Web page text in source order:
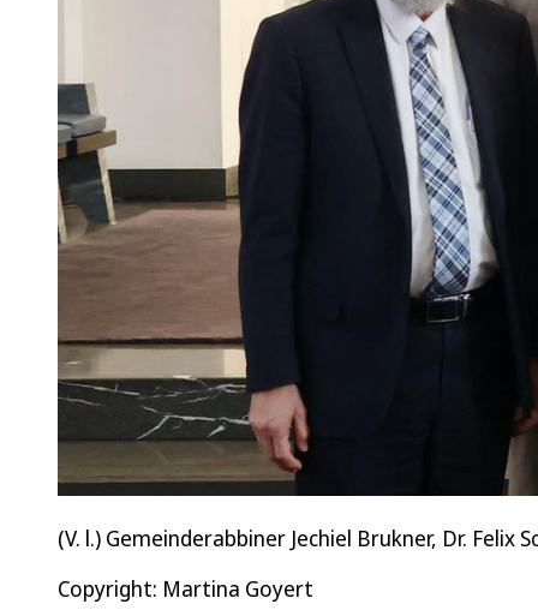
(V. l.) Gemeinderabbiner Jechiel Brukner, Dr.
Copyright: Martina Goyert